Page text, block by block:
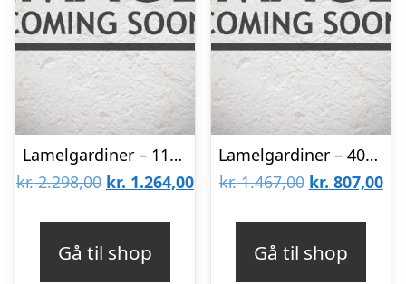
Lamelgardiner – 110×140 – Beige
kr.2.298,00 Den
kr. 1.264,00Den
Gå til shop
Lamelgardiner – 40×50 – Beige
kr.1.467,00 Den
kr. 807,00
Gå til shop